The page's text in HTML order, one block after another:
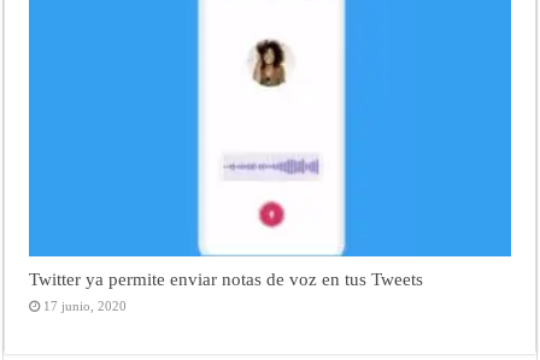
Twitter ya permite enviar notas de voz en tus Tweets
17 junio, 2020